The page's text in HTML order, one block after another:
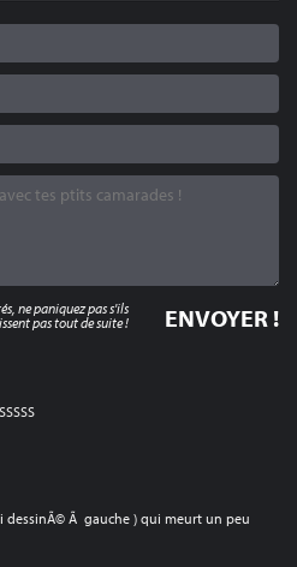
dessinÃ© Ã gauche ) qui meurt un peu
ne paniquez pas s'ils
pas tout de suite !